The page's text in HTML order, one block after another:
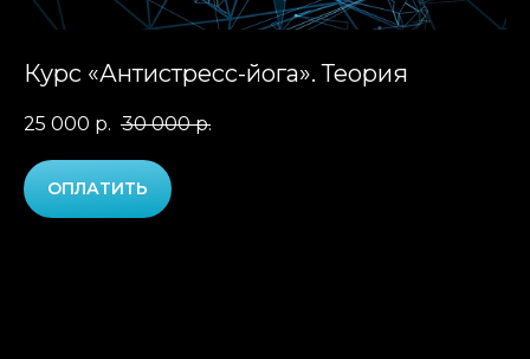
Курс «Антистресс-йога». Теория
25 000 р. 30 000 р.
ОПЛАТИТЬ